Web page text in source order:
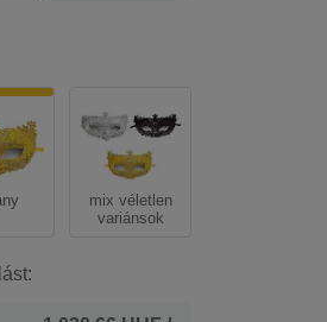
mix véletlen
variánsok